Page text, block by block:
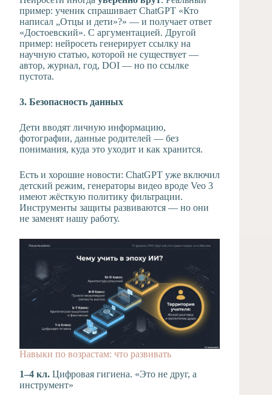
пример: ученик спрашивает ChatGPT «Кто
написал „Отцы и дети»?» — и получает ответ
«Достоевский». С аргументацией. Другой
пример: нейросеть генерирует ссылку на
научную статью, которой не существует —
автор, журнал, год, DOI — но по ссылке
пустота.
3. Безопасность данных
Дети вводят личную информацию,
фотографии, данные родителей — без
понимания, куда это уходит и как хранится.
Есть и хорошие новости: ChatGPT уже включил
детский режим, генераторы видео вроде Veo 3
имеют жёсткую политику фильтрации.
Инструменты защиты развиваются — но они
не заменят нашу работу.
Навыки по возрастам: что развивать
1–4 кл. Цифровая гигиена. «Это не друг, а
инструмент»